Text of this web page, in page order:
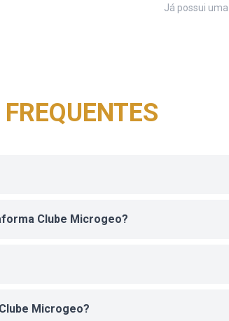
Já possui
Clube Microgeo?
Microgeo?